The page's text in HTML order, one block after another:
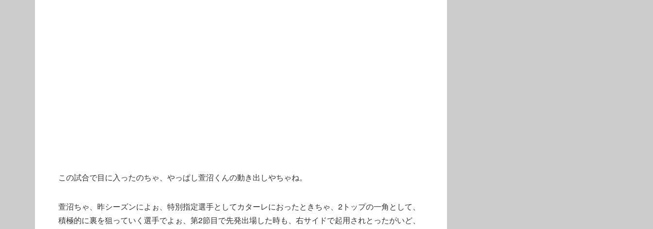
この試合で目に入ったのちゃ、やっぱし萱沼くんの動き出しやちゃね。
萱沼ちゃ、昨シーズンによぉ、特別指定選手としてカターレにおったときちゃ、2トップの一角として、
積極的に裏を狙っていく選手でよぉ、第2節目で先発出場した時も、右サイドで起用されとったがいど、